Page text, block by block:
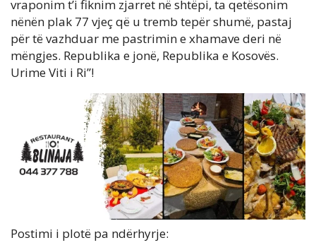
vraponim t’i fiknim zjarret në shtëpi, ta qetësonim
nënën plak 77 vjeç që u tremb tepër shumë, pastaj
për të vazhduar me pastrimin e xhamave deri në
mëngjes. Republika e jonë, Republika e Kosovës.
Urime Viti i Ri”!
Postimi i plotë pa ndërhyrje: